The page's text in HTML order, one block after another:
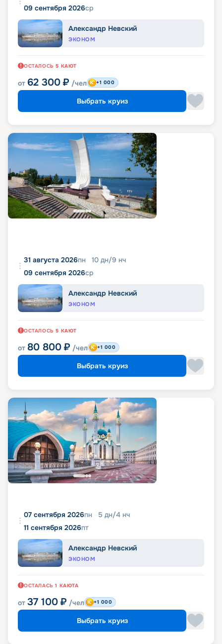
09 сентября 2026ср
Александр Невский
ЭКОНОМ
ОСТАЛОСЬ 5 КАЮТ
от 62 300 ₽ /чел +1 000
Выбрать круиз
31 августа 2026пн 10 дн/9 нч
09 сентября 2026ср
Александр Невский
ЭКОНОМ
ОСТАЛОСЬ 5 КАЮТ
от 80 800 ₽ /чел +1 000
Выбрать круиз
07 сентября 2026пн 5 дн/4 нч
11 сентября 2026пт
Александр Невский
ЭКОНОМ
ОСТАЛАСЬ 1 КАЮТА
от 37 100 ₽ /чел +1 000
Выбрать круиз